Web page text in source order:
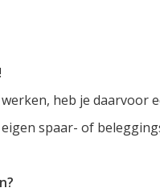
heb je daarvoor
spaar- of